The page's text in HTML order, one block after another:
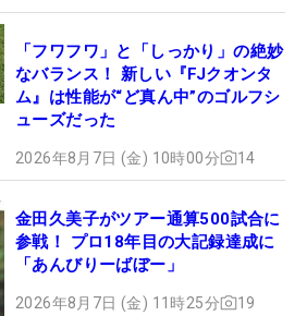
「フワフワ」と「しっかり」の絶妙
なバランス！ 新しい『FJクオンタ
ム』は性能が“ど真ん中”のゴルフシ
ューズだった
2026年8月7日 (金) 10時00分 14
金田久美子がツアー通算500試合に
参戦！ プロ18年目の大記録達成に
「あんびりーばぼー」
2026年8月7日 (金) 11時25分 19